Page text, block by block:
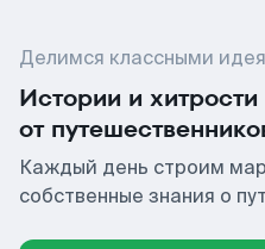
Делимся классными
Истории и хитрости
от
Каждый день строим
собственные знания о